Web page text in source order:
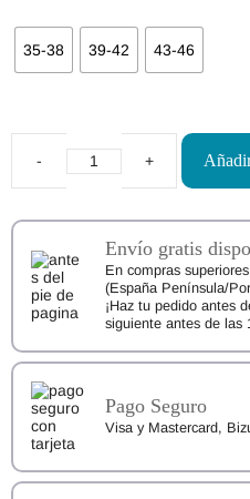
35-38 39-42 43-46
Calcetines
Dedos
Knitido
Essentials
Midi
Gris
Claro
cantidad
Envío gratis
En compras
(España Península/
¡Haz tu pedido antes
siguiente antes de las
Pago Seguro
Visa y Mastercard,